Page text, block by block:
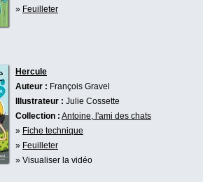
» Feuilleter
Hercule
Auteur : François Gravel
Illustrateur : Julie Cossette
Collection : Antoine, l'ami des chats
» Fiche technique
» Feuilleter
» Visualiser la vidéo